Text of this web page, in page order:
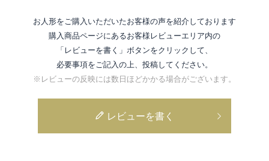
お人形をご購入いただいたお客様の声を紹介しております
購入商品ページにあるお客様レビューエリア内の
「レビューを書く」ボタンをクリックして、
必要事項をご記入の上、投稿してください。
※レビューの反映には数日ほどかかる場合がございます。
レビューを書く